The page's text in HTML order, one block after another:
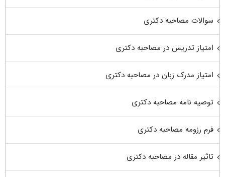
سوالات مصاحبه دکتری
امتیاز تدریس در مصاحبه دکتری
امتیاز مدرک زبان در مصاحبه دکتری
توصیه نامه مصاحبه دکتری
فرم رزومه مصاحبه دکتری
تاثیر مقاله در مصاحبه دکتری